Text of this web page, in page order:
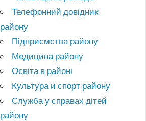
Телефонний довідник
району
Підприємства району
Медицина району
Освіта в районі
Культура и спорт району
Служба у справах дітей
району